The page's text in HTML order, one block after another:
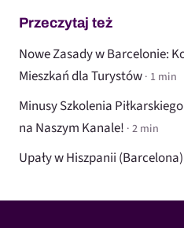
Przeczytaj też
Nowe Zasady w Barcelonie:
Mieszkań dla Turystów · 1 min
Minusy Szkolenia
na Naszym Kanale! · 2 min
Upały w Hiszpanii (Barcelona)